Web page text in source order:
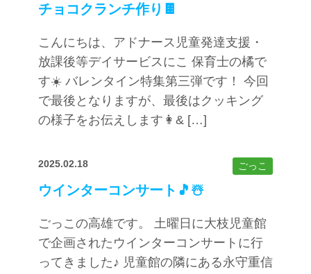
チョコクランチ作り🍫
こんにちは、アドナース児童発達支援・
放課後等デイサービスにこ 保育士の橘で
す☀️ バレンタイン特集第三弾です！ 今回
で最後となりますが、最後はクッキング
の様子をお伝えします👩& […]
2025.02.18 ごっこ
ウインターコンサート🎵☃️
ごっこの高雄です。 土曜日に大枝児童館
で企画されたウインターコンサートに行
ってきました♪ 児童館の隣にある永守重信